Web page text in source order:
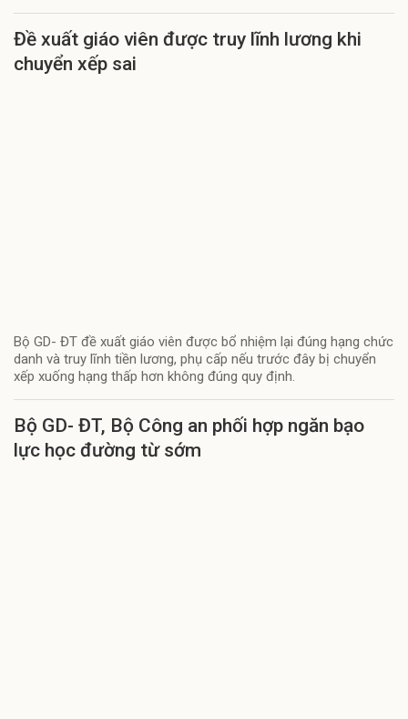
Đề xuất giáo viên được truy lĩnh lương khi
chuyển xếp sai
Bộ GD- ĐT đề xuất giáo viên được bổ nhiệm lại đúng hạng chức
danh và truy lĩnh tiền lương, phụ cấp nếu trước đây bị chuyển
xếp xuống hạng thấp hơn không đúng quy định.
Bộ GD- ĐT, Bộ Công an phối hợp ngăn bạo
lực học đường từ sớm